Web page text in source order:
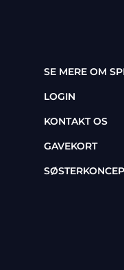
SE MERE OM
LOGIN
KONTAKT OS
GAVEKORT